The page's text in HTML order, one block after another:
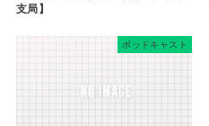
支局】
ポッドキャスト